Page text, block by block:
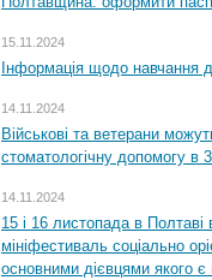
15.11.2024
Інформація щодо навчання
14.11.2024
Військові та ветерани
стоматологічну допомогу в
14.11.2024
15 і 16 листопада в
мініфестиваль соціально
основними дієвцями якого є